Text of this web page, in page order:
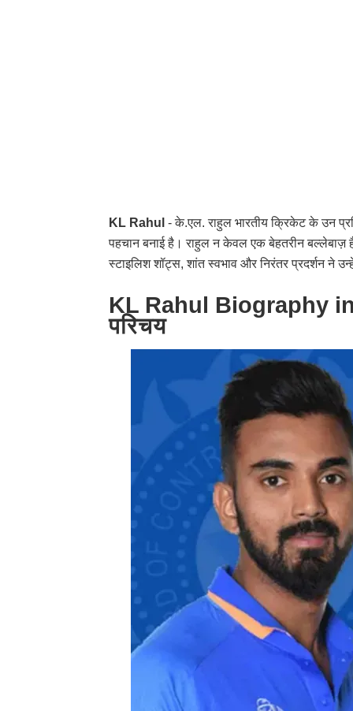
KL Rahul - के.एल. राहुल भारतीय क्रिकेट के उन
पहचान बनाई है। राहुल न केवल एक बेहतरीन बल्लेबाज़
स्टाइलिश शॉट्स, शांत स्वभाव और निरंतर प्रदर्शन ने
KL Rahul Biography
परिचय